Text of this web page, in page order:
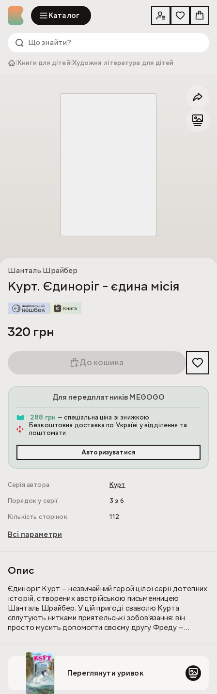
Каталог
Книги для дітей Художня література для дітей
Шанталь Шрайбер
Курт. Єдиноріг - єдина місія
320 грн
До кошика
Для передплатників MEGOGO
288 грн — спеціальна ціна зі знижкою
Безкоштовна доставка по Україні у відділення та
поштомати
Авторизуватися
Серія автора
Курт
Порядок у серії
3 з 6
Кількість сторінок
112
Всі параметри
Опис
Єдиноріг Курт — незвичайний герой цілої серії дотепних
історій, створених австрійською письменницею
Шанталь Шрайбер. У цій пригоді сваволю Курта
сплутують нитками приятельські зобов’язання: він
просто мусить допомогти своєму другу Фреду —
небезпечною, на допомогу приходить хтось чарівний!
Переглянути уривок